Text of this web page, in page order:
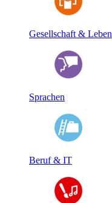
Gesellschaft & Leben
Sprachen
Beruf & IT